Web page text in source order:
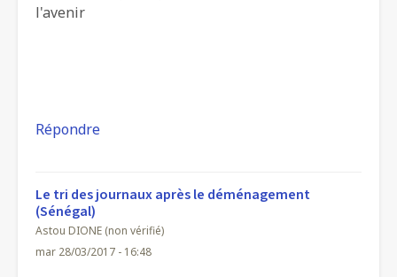
l'avenir
Répondre
Le tri des journaux après le déménagement
(Sénégal)
Astou DIONE (non vérifié)
mar 28/03/2017 - 16:48